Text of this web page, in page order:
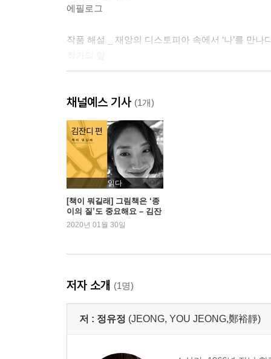
에필로그
작품 해설 _ 재앙의 디스토피아 속에서 ‘나’를 만나
프롤로그
등대마을
세령호 Ⅰ
세령호 Ⅱ
마티니의 법칙
세령호 Ⅲ
무궁화 꽃이 피었습니다
에필로그
채널예스 기사 (1개)
읽다
[책이 뭐길래] 그림책은 ‘종
이의 질’도 중요해요 – 김잔
디 편
2020년 01월 30일
저자 소개 (1명)
저 : 정유정 (JEONG, YOU JEONG,鄭裕靜)